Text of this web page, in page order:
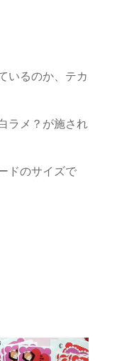
いるのか、テカ
ラメ？が施され
ドのサイズで